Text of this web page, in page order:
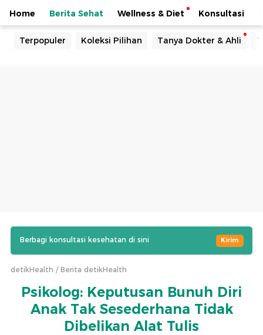
Home Berita Sehat Wellness & Diet Konsultasi
Terpopuler Koleksi Pilihan Tanya Dokter & Ahli
Berbagi konsultasi kesehatan di sini Kirim
detikHealth Berita detikHealth
Psikolog: Keputusan Bunuh Diri
Anak Tak Sesederhana Tidak
Dibelikan Alat Tulis